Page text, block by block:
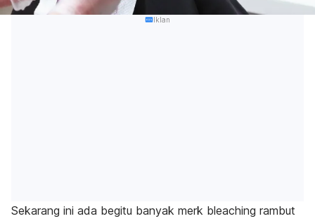
Iklan
Sekarang ini ada begitu banyak merk bleaching rambut